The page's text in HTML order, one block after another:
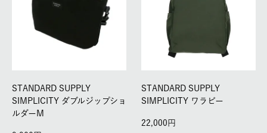
STANDARD SUPPLY
SIMPLICITY ダブルジップショ
ルダーM
STANDARD SUPPLY
SIMPLICITY ワラビー
22,000